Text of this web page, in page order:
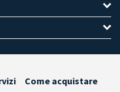
Come acquistare